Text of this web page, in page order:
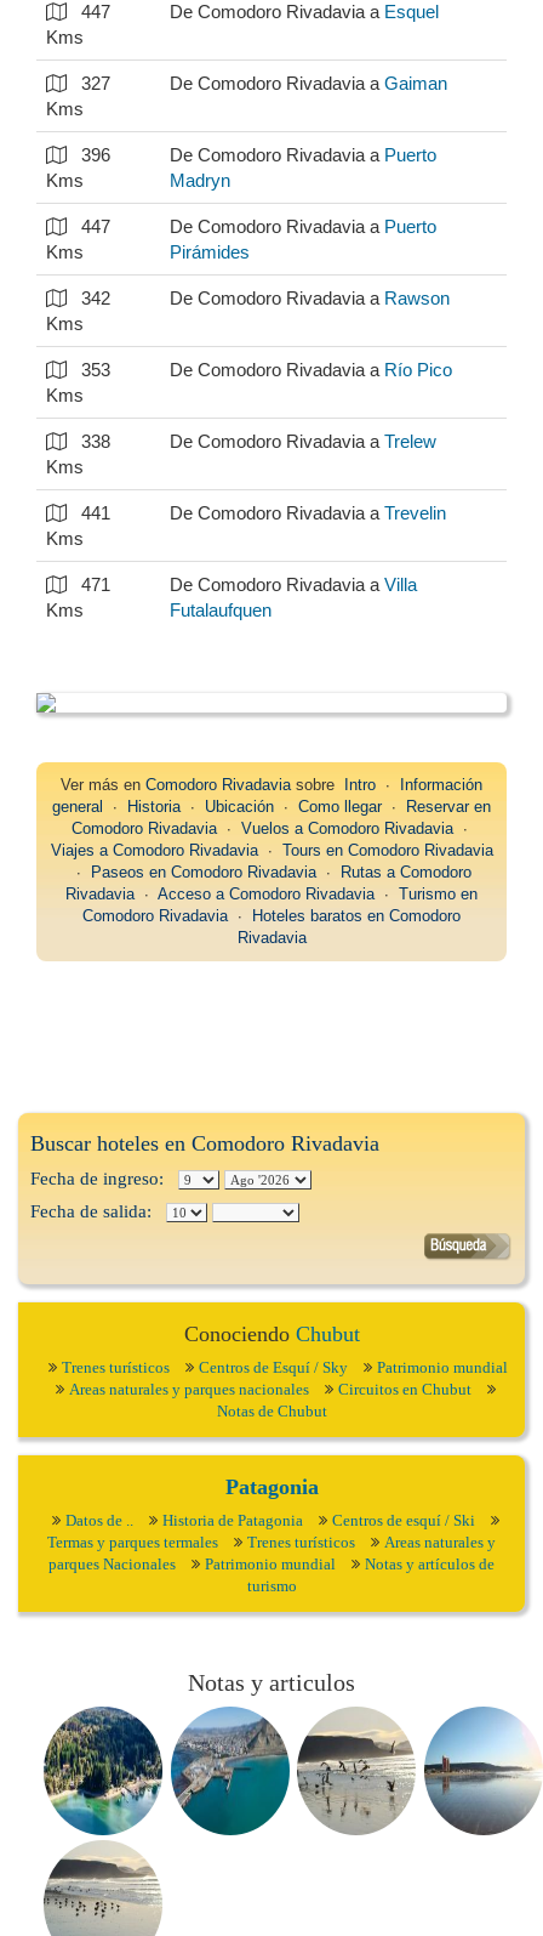
447
Kms
De Comodoro Rivadavia a Esquel
327
Kms
De Comodoro Rivadavia a Gaiman
396
Kms
De Comodoro Rivadavia a Puerto
Madryn
447
Kms
De Comodoro Rivadavia a Puerto
Pirámides
342
Kms
De Comodoro Rivadavia a Rawson
353
Kms
De Comodoro Rivadavia a Río Pico
338
Kms
De Comodoro Rivadavia a Trelew
441
Kms
De Comodoro Rivadavia a Trevelin
471
Kms
De Comodoro Rivadavia a Villa
Futalaufquen
Ver más en Comodoro Rivadaviasobre Intro ∙
Información
general
∙ Historia∙ Ubicación ∙ Como llegar∙
Reservar en
Comodoro Rivadavia∙ Vuelos a Comodoro Rivadavia∙
Viajes a Comodoro Rivadavia∙ Tours en Comodoro Rivadavia
∙
Paseos en Comodoro Rivadavia∙
Rutas a Comodoro
Rivadavia∙ Acceso a Comodoro Rivadavia∙ Turismo en
Comodoro Rivadavia∙
Hoteles baratos en Comodoro
Rivadavia
Buscar hoteles en Comodoro Rivadavia
Fecha de ingreso:
Fecha de salida:
Conociendo Chubut
Trenes turísticos Centros de Esquí / Sky
Patrimonio mundial
Areas naturales y parques nacionales
Circuitos en Chubut
Notas de Chubut
Patagonia
Datos de .. Historia de Patagonia
Centros de esquí / Ski
Termas y parques termales
Trenes turísticos
Areas naturales y
parques Nacionales
Patrimonio mundial
Notas y artículos de
turismo
Notas y articulos